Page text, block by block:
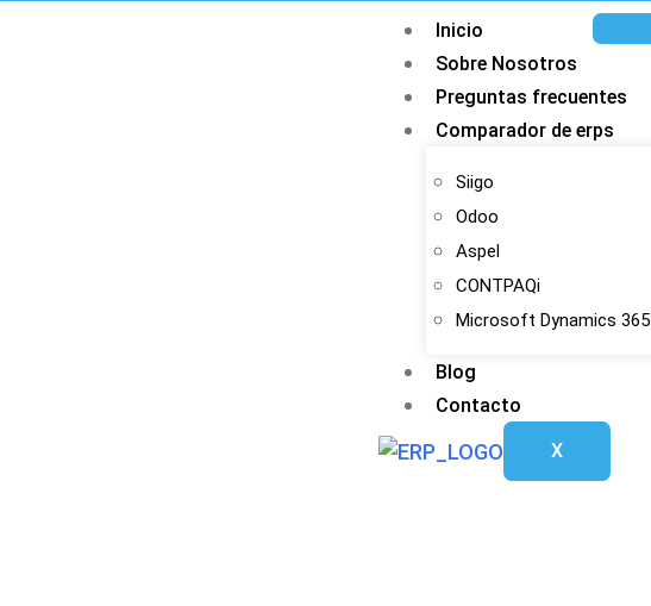
Inicio
Sobre Nosotros
Preguntas frecuentes
Comparador de erps
Siigo
Odoo
Aspel
CONTPAQi
Microsoft Dynamics 365
Blog
Contacto
X